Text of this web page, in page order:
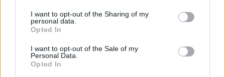
not limited to your visit or usage behaviour. You may click to
grant or deny consent to Google and its third-party tags to
use your data for below specified purposes in below Google
consent section.
I want to opt-out of the Sharing of my
personal data.
Opted In
I want to opt-out of the Sale of my
Personal Data.
Opted In
Για να προσθέσεις το σχόλιο
σου πρέπει να συνδεθείς